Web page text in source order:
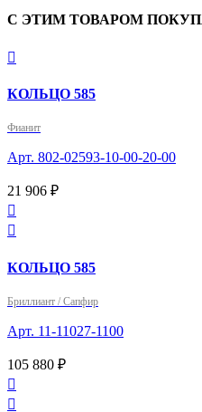
С ЭТИМ ТОВАРОМ

КОЛЬЦО 585
Фианит
Арт. 802-02593-10-00-20-00
21 906 ₽


КОЛЬЦО 585
Бриллиант / Сапфир
Арт. 11-11027-1100
105 880 ₽

